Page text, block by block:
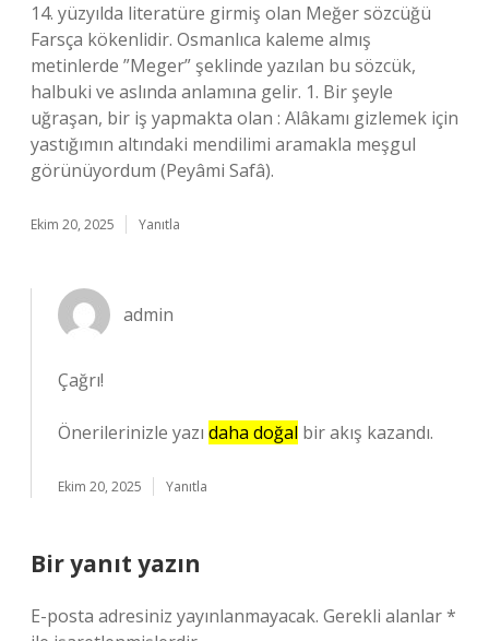
14. yüzyılda literatüre girmiş olan Meğer sözcüğü
Farsça kökenlidir. Osmanlıca kaleme almış
metinlerde ”Meger” şeklinde yazılan bu sözcük,
halbuki ve aslında anlamına gelir. 1. Bir şeyle
uğraşan, bir iş yapmakta olan : Alâkamı gizlemek için
yastığımın altındaki mendilimi aramakla meşgul
görünüyordum (Peyâmi Safâ).
Ekim 20, 2025 Yanıtla
admin
Çağrı!
Önerilerinizle yazı daha doğal bir akış kazandı.
Ekim 20, 2025 Yanıtla
Bir yanıt yazın
E-posta adresiniz yayınlanmayacak. Gerekli alanlar*